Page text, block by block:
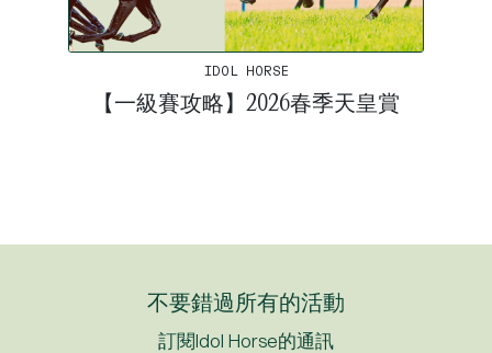
IDOL HORSE
【一級賽攻略】2026春季天皇賞
不要錯過所有的活動
訂閱Idol Horse的通訊